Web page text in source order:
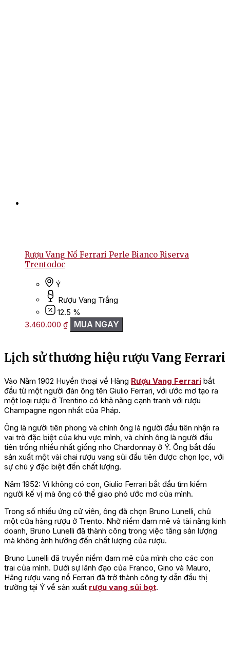
Rượu Vang Nổ Ferrari Perle Bianco Riserva
Trentodoc
Ý
Rượu Vang Trắng
12.5 %
3.460.000 ₫ MUA NGAY
Lịch sử thương hiệu rượu Vang Ferrari
Vào Năm 1902 Huyền thoại về Hãng Rượu Vang Ferrari bắt
đầu từ một người đàn ông tên Giulio Ferrari, với ước mơ tạo ra
một loại rượu ở Trentino có khả năng cạnh tranh với rượu
Champagne ngon nhất của Pháp.
Ông là người tiên phong và chính ông là người đầu tiên nhận ra
vai trò đặc biệt của khu vực mình, và chính ông là người đầu
tiên trồng nhiều nhất giống nho Chardonnay ở Ý. Ông bắt đầu
sản xuất một vài chai rượu vang sủi đầu tiên được chọn lọc, với
sự chú ý đặc biệt đến chất lượng.
Năm 1952: Vì không có con, Giulio Ferrari bắt đầu tìm kiếm
người kế vị mà ông có thể giao phó ước mơ của mình.
Trong số nhiều ứng cử viên, ông đã chọn Bruno Lunelli, chủ
một cửa hàng rượu ở Trento. Nhờ niềm đam mê và tài năng kinh
doanh, Bruno Lunelli đã thành công trong việc tăng sản lượng
mà không ảnh hưởng đến chất lượng của rượu.
Bruno Lunelli đã truyền niềm đam mê của mình cho các con
trai của mình. Dưới sự lãnh đạo của Franco, Gino và Mauro,
Hãng rượu vang nổ Ferrari đã trở thành công ty dẫn đầu thị
trường tại Ý về sản xuất rượu vang sủi bọt.